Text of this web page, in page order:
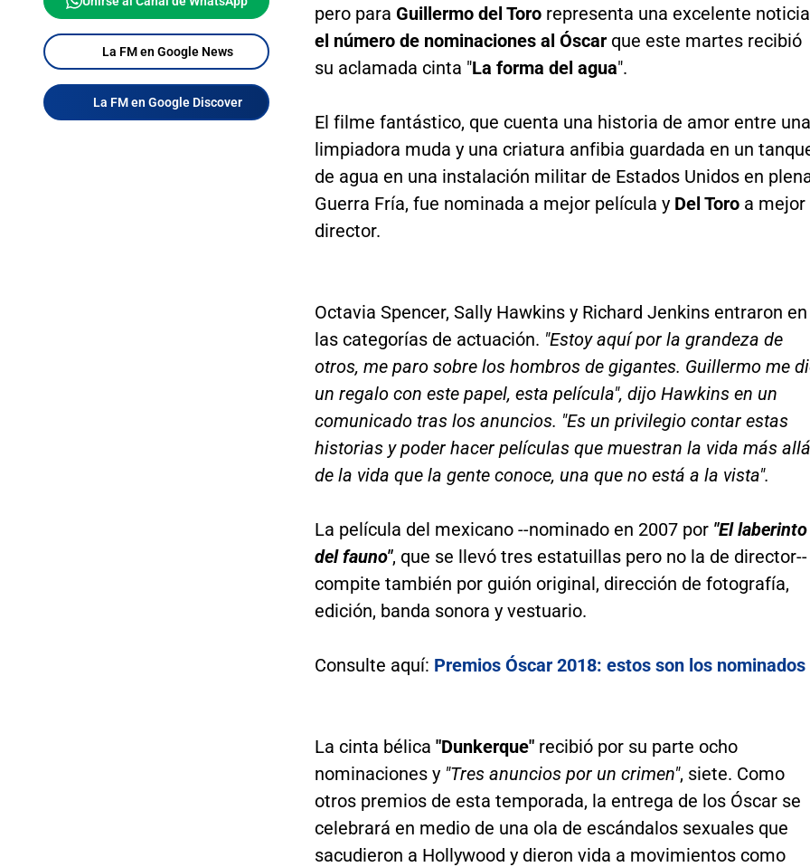
La FM en Google News
La FM en Google Discover
pero para Guillermo del Tororepresenta una excelente
el número de nominaciones al Óscarque este martes recibió
su aclamada cinta "La forma del agua".
El filme fantástico, que cuenta una historia de amor entre una
limpiadora muda y una criatura anfibia guardada en un
de agua en una instalación militar de Estados Unidos en
Guerra Fría, fue nominada a mejor película y Del Toroa mejor
director.
Octavia Spencer, Sally Hawkins y Richard Jenkins entraron en
las categorías de actuación. "Estoy aquí por la grandeza de
otros, me paro sobre los hombros de gigantes. Guillermo me
un regalo con este papel, esta película", dijo Hawkins en un
comunicado tras los anuncios. "Es un privilegio contar estas
historias y poder hacer películas que muestran la vida más allá
de la vida que la gente conoce, una que no está a la vista".
La película del mexicano --nominado en 2007 por "El laberinto
del fauno", que se llevó tres estatuillas pero no la de director--
compite también por guión original, dirección de fotografía,
edición, banda sonora y vestuario.
Consulte aquí: Premios Óscar 2018: estos son los nominados
La cinta bélica "Dunkerque"recibió por su parte ocho
nominaciones y "Tres anuncios por un crimen", siete. Como
otros premios de esta temporada, la entrega de los Óscar se
celebrará en medio de una ola de escándalos sexuales que
sacudieron a Hollywood y dieron vida a movimientos como